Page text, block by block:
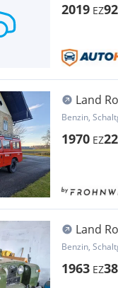
2019 EZ
Land
Benzin,
1970 EZ
Land
Benzin,
1963 EZ